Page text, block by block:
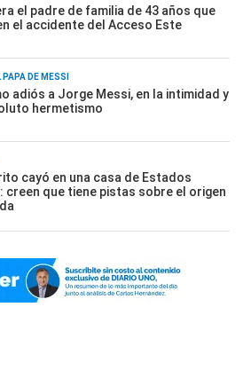
el padre de familia de 43 años que
el accidente del Acceso Este
PAPÁ DE MESSI
adiós a Jorge Messi, en la intimidad y
hermetismo
cayó en una casa de Estados
creen que tiene pistas sobre el origen